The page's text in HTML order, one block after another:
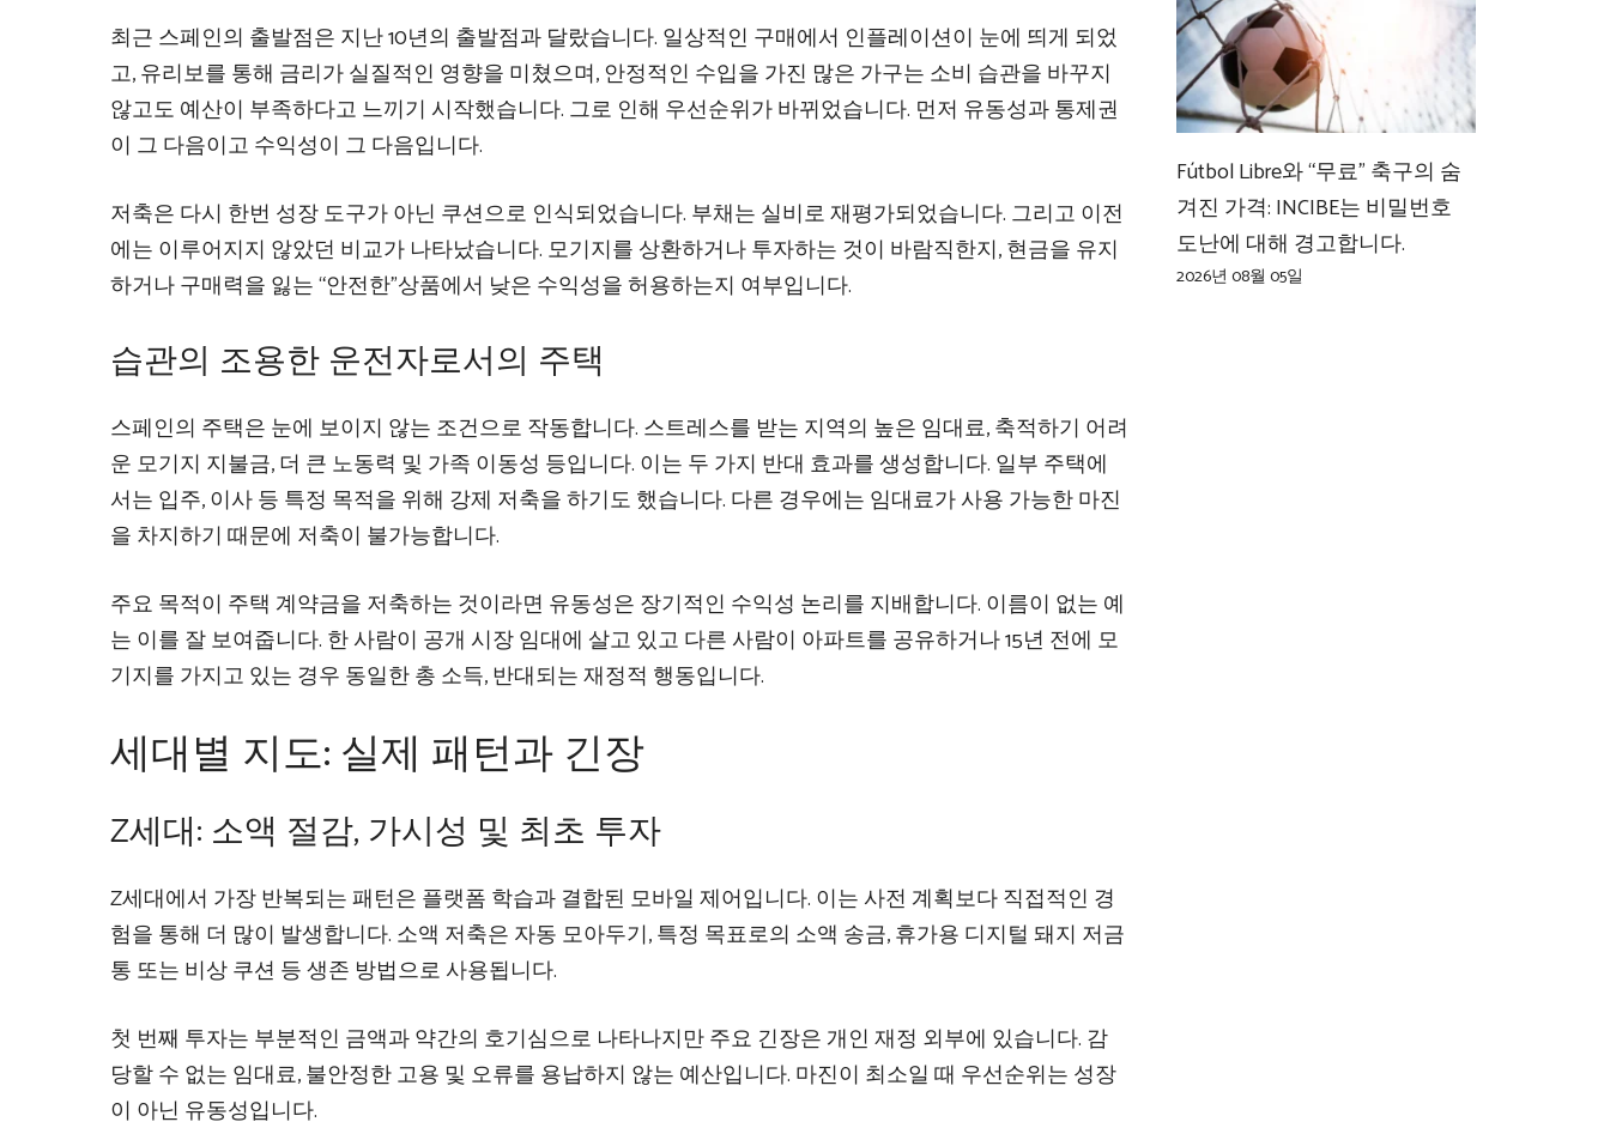
최근 스페인의 출발점은 지난 10년의 출발점과 달랐습니다. 일상적인 구매에서 인플레이션이 눈에 띄게 되었
고, 유리보를 통해 금리가 실질적인 영향을 미쳤으며, 안정적인 수입을 가진 많은 가구는 소비 습관을 바꾸지
않고도 예산이 부족하다고 느끼기 시작했습니다. 그로 인해 우선순위가 바뀌었습니다. 먼저 유동성과 통제권
이 그 다음이고 수익성이 그 다음입니다.
저축은 다시 한번 성장 도구가 아닌 쿠션으로 인식되었습니다. 부채는 실비로 재평가되었습니다. 그리고 이전
에는 이루어지지 않았던 비교가 나타났습니다. 모기지를 상환하거나 투자하는 것이 바람직한지, 현금을 유지
하거나 구매력을 잃는 “안전한”상품에서 낮은 수익성을 허용하는지 여부입니다.
습관의 조용한 운전자로서의 주택
스페인의 주택은 눈에 보이지 않는 조건으로 작동합니다. 스트레스를 받는 지역의 높은 임대료, 축적하기 어려
운 모기지 지불금, 더 큰 노동력 및 가족 이동성 등입니다. 이는 두 가지 반대 효과를 생성합니다. 일부 주택에
서는 입주, 이사 등 특정 목적을 위해 강제 저축을 하기도 했습니다. 다른 경우에는 임대료가 사용 가능한 마진
을 차지하기 때문에 저축이 불가능합니다.
주요 목적이 주택 계약금을 저축하는 것이라면 유동성은 장기적인 수익성 논리를 지배합니다. 이름이 없는 예
는 이를 잘 보여줍니다. 한 사람이 공개 시장 임대에 살고 있고 다른 사람이 아파트를 공유하거나 15년 전에 모
기지를 가지고 있는 경우 동일한 총 소득, 반대되는 재정적 행동입니다.
세대별 지도: 실제 패턴과 긴장
Z세대: 소액 절감, 가시성 및 최초 투자
Z세대에서 가장 반복되는 패턴은 플랫폼 학습과 결합된 모바일 제어입니다. 이는 사전 계획보다 직접적인 경
험을 통해 더 많이 발생합니다. 소액 저축은 자동 모아두기, 특정 목표로의 소액 송금, 휴가용 디지털 돼지 저금
통 또는 비상 쿠션 등 생존 방법으로 사용됩니다.
첫 번째 투자는 부분적인 금액과 약간의 호기심으로 나타나지만 주요 긴장은 개인 재정 외부에 있습니다. 감
당할 수 없는 임대료, 불안정한 고용 및 오류를 용납하지 않는 예산입니다. 마진이 최소일 때 우선순위는 성장
이 아닌 유동성입니다.
Fútbol Libre와 “무료” 축구의 숨
겨진 가격: INCIBE는 비밀번호
도난에 대해 경고합니다.
2026년 08월 05일